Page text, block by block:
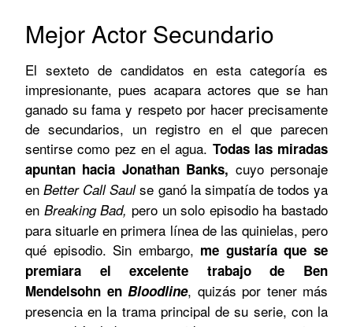
Mejor Actor Secundario
El sexteto de candidatos en esta categoría es
impresionante, pues acapara actores que se han
ganado su fama y respeto por hacer precisamente
de secundarios, un registro en el que parecen
sentirse como pez en el agua. Todas las miradas
apuntan hacia Jonathan Banks, cuyo personaje
enBetter Call Saulse ganó la simpatía de todos ya
en Breaking Bad, pero un solo episodio ha bastado
para situarle en primera línea de las quinielas, pero
qué episodio. Sin embargo, me gustaría que se
premiara el excelente trabajo de Ben
Mendelsohn en Bloodline, quizás por tener más
presencia en la trama principal de su serie, con la